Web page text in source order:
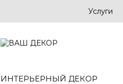
Услуги
ИНТЕРЬЕРНЫЙ ДЕКОР